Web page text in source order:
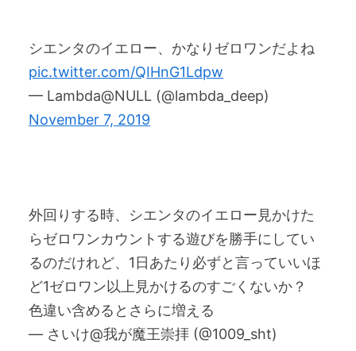
シエンタのイエロー、かなりゼロワンだよね
pic.twitter.com/QIHnG1Ldpw
— Lambda@NULL (@lambda_deep)
November 7, 2019
外回りする時、シエンタのイエロー見かけた
らゼロワンカウントする遊びを勝手にしてい
るのだけれど、1日あたり必ずと言っていいほ
ど1ゼロワン以上見かけるのすごくないか？
色違い含めるとさらに増える
— さいけ@我が魔王崇拝 (@1009_sht)